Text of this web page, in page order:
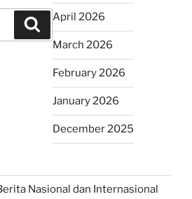
Search
April 2026
March 2026
February 2026
January 2026
December 2025
Nasional dan Internasional